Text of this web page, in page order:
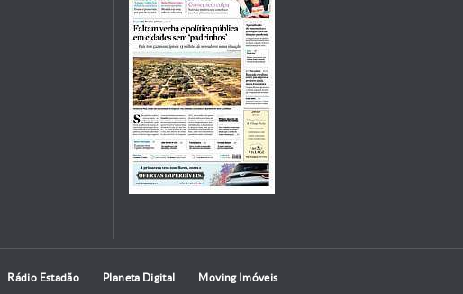
Rádio Estadão Planeta Digital Moving Imóveis